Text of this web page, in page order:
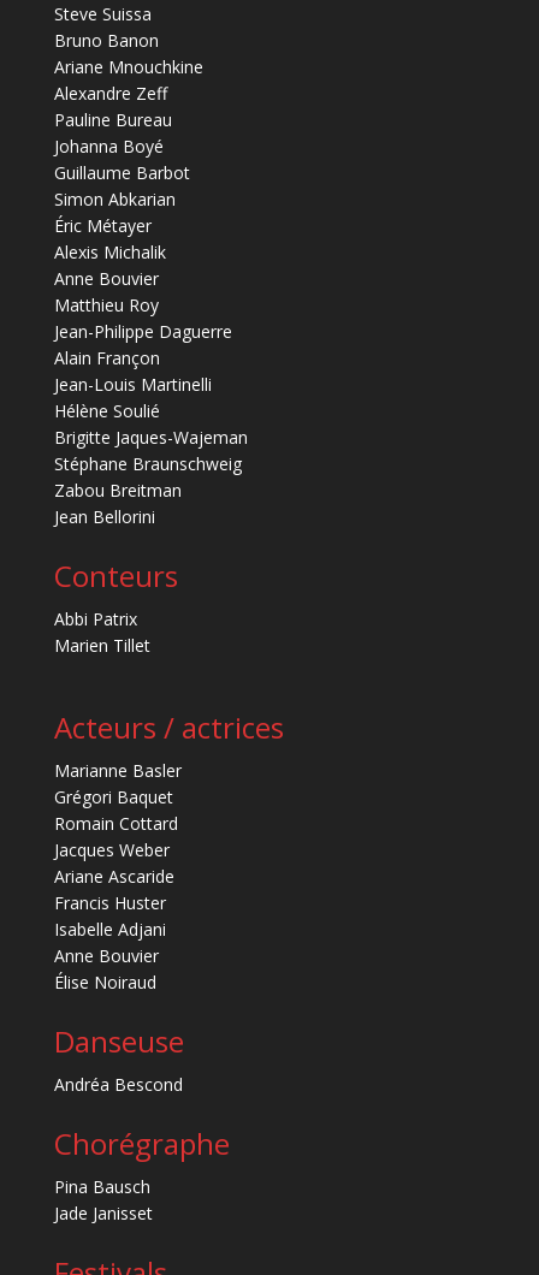
Steve Suissa
Bruno Banon
Ariane Mnouchkine
Alexandre Zeff
Pauline Bureau
Johanna Boyé
Guillaume Barbot
Simon Abkarian
Éric Métayer
Alexis Michalik
Anne Bouvier
Matthieu Roy
Jean-Philippe Daguerre
Alain Françon
Jean-Louis Martinelli
Hélène Soulié
Brigitte Jaques-Wajeman
Stéphane Braunschweig
Zabou Breitman
Jean Bellorini
Conteurs
Abbi Patrix
Marien Tillet
Acteurs / actrices
Marianne Basler
Grégori Baquet
Romain Cottard
Jacques Weber
Ariane Ascaride
Francis Huster
Isabelle Adjani
Anne Bouvier
Élise Noiraud
Danseuse
Andréa Bescond
Chorégraphe
Pina Bausch
Jade Janisset